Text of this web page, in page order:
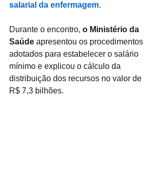
salarial da enfermagem.
Durante o encontro, o Ministério da
Saúde apresentou os procedimentos
adotados para estabelecer o salário
mínimo e explicou o cálculo da
distribuição dos recursos no valor de
R$ 7,3 bilhões.